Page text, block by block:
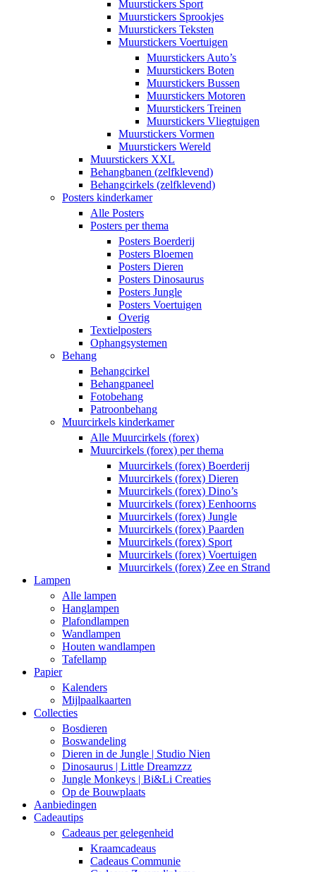
Muurstickers Sport
Muurstickers Sprookjes
Muurstickers Teksten
Muurstickers Voertuigen
Muurstickers Auto’s
Muurstickers Boten
Muurstickers Bussen
Muurstickers Motoren
Muurstickers Treinen
Muurstickers Vliegtuigen
Muurstickers Vormen
Muurstickers Wereld
Muurstickers XXL
Behangbanen (zelfklevend)
Behangcirkels (zelfklevend)
Posters kinderkamer
Alle Posters
Posters per thema
Posters Boerderij
Posters Bloemen
Posters Dieren
Posters Dinosaurus
Posters Jungle
Posters Voertuigen
Overig
Textielposters
Ophangsystemen
Behang
Behangcirkel
Behangpaneel
Fotobehang
Patroonbehang
Muurcirkels kinderkamer
Alle Muurcirkels (forex)
Muurcirkels (forex) per thema
Muurcirkels (forex) Boerderij
Muurcirkels (forex) Dieren
Muurcirkels (forex) Dino’s
Muurcirkels (forex) Eenhoorns
Muurcirkels (forex) Jungle
Muurcirkels (forex) Paarden
Muurcirkels (forex) Sport
Muurcirkels (forex) Voertuigen
Muurcirkels (forex) Zee en Strand
Lampen
Alle lampen
Hanglampen
Plafondlampen
Wandlampen
Houten wandlampen
Tafellamp
Papier
Kalenders
Mijlpaalkaarten
Collecties
Bosdieren
Boswandeling
Dieren in de Jungle | Studio Nien
Dinosaurus | Little Dreamzzz
Jungle Monkeys | Bi&Li Creaties
Op de Bouwplaats
Aanbiedingen
Cadeautips
Cadeaus per gelegenheid
Kraamcadeaus
Cadeaus Communie